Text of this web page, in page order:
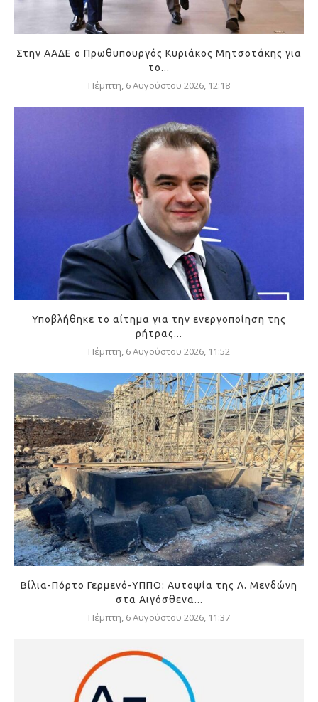
Στην ΑΑΔΕ ο Πρωθυπουργός Κυριάκος Μητσοτάκης για
το...
Πέμπτη, 6 Αυγούστου 2026, 12:18
Υποβλήθηκε το αίτημα για την ενεργοποίηση της
ρήτρας...
Πέμπτη, 6 Αυγούστου 2026, 11:52
Βίλια-Πόρτο Γερμενό-ΥΠΠΟ: Αυτοψία της Λ. Μενδώνη
στα Αιγόσθενα...
Πέμπτη, 6 Αυγούστου 2026, 11:37